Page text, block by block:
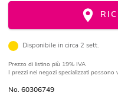
Disponibile in circa 2 sett.
Prezzo di listino più 19% IVA
I prezzi nei negozi specializzati possono
No. 60306749